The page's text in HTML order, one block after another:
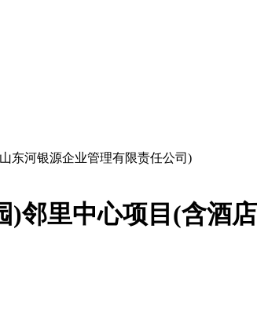
东河银源企业管理有限责任公司)
)邻里中心项目(含酒